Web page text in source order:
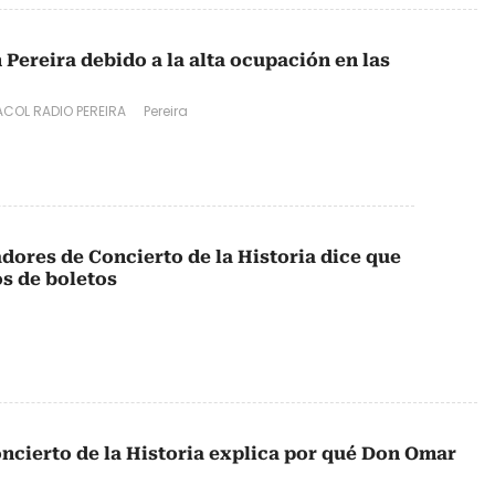
Pereira debido a la alta ocupación en las
RADIO PEREIRA Pereira
de Concierto de la Historia dice que
de boletos
de la Historia explica por qué Don Omar